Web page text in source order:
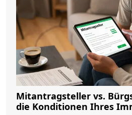
Mitantragsteller vs.
die Konditionen Ihres